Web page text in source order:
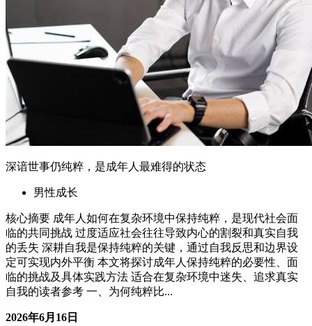
临的挑战及具体实践方法 适合在复杂环境中迷失、追求真实
自我的读者参考 一、为何纯粹比...
2026年6月16日